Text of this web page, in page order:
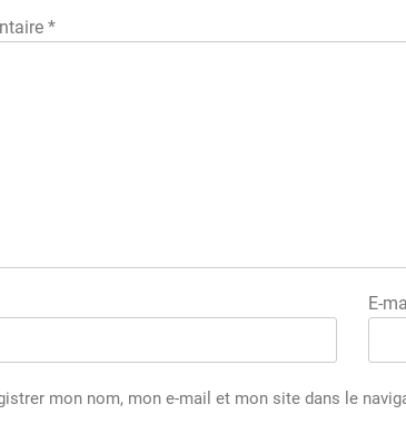
*
E-
mon nom, mon e-mail et mon site dans le